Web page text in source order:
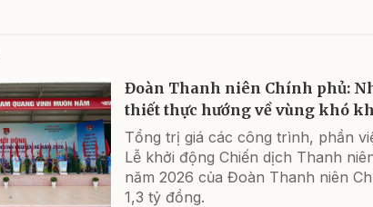
Đoàn Thanh niên Chính phủ:
thiết thực hướng về vùng khó
Tổng trị giá các công trình, phần
Lễ khởi động Chiến dịch Thanh
năm 2026 của Đoàn Thanh niên
1,3 tỷ đồng.